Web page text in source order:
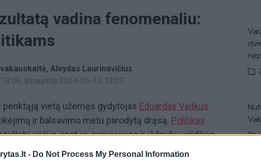
- Do Not Process My Personal Information
vadina fenomenaliu:
Alvydas Laurinavičius
, atnaujinta 2024-05-13 13:07
penktąją vietą užėmęs gydytojas Eduardas Vaitkus
ir balsavimo metu parodytą drąsą. Politikas
viršijo, anot jo, supuvusios ir išdavikų valdžios
Eduardas Vaitkussulaukė iš Šalčininkų rajono ir